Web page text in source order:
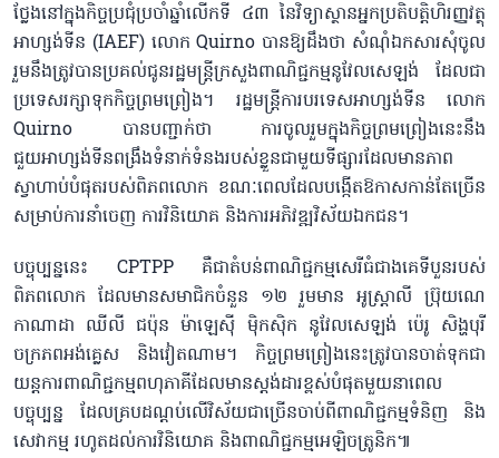
ថ្លែងនៅក្នុងកិច្ចប្រជុំប្រចាំឆ្នាំលើកទី ៤៣ នៃវិទ្យាស្ថានអ្នក​ប្រតិបត្តិហិរញ្ញវត្ថុ
អាហ្សង់ទីន (IAEF) លោក Quirno បានឱ្យដឹងថា សំណុំឯកសារសុំ​ចូល
រួមនឹងត្រូវ​បាន​ប្រគល់ជូនរដ្ឋមន្ត្រីក្រសួងពាណិជ្ជកម្មនូវែលសេឡង់ ដែលជា
ប្រទេសរក្សាទុក​កិច្ចព្រមព្រៀង។ រដ្ឋមន្ត្រីការបរទេសអាហ្សង់ទីន លោក
Quirno បានបញ្ជាក់ថា ការចូលរួមក្នុងកិច្ចព្រមព្រៀងនេះនឹង
ជួយអាហ្សង់ទីនពង្រឹងទំនាក់ទំនងរបស់ខ្លួនជាមួយទីផ្សារដែលមានភាព
ស្វាហាប់បំផុតរបស់ពិភពលោក ខណៈពេលដែលបង្កើតឱកាសកាន់តែច្រើន
សម្រាប់ការនាំចេញ ការវិនិយោគ និងការអភិវឌ្ឍវិស័យឯកជន។
បច្ចុប្បន្ននេះ CPTPP គឺជាតំបន់ពាណិជ្ជកម្មសេរីធំជាងគេទីបួនរបស់
ពិភពលោក ដែលមានសមាជិកចំនួន ១២ រួមមាន អូស្ត្រាលី ប្រ៊ុយណេ
កាណាដា ឈីលី ជប៉ុន ម៉ាឡេស៊ី ម៉ិកស៊ិក នូវែលសេឡង់ ប៉េរូ សិង្ហបុរី
ចក្រភពអង់គ្លេស និងវៀតណាម។ កិច្ចព្រមព្រៀងនេះត្រូវបានចាត់ទុកជា
យន្តការពាណិជ្ជកម្មពហុភាគីដែលមានស្តង់ដារខ្ពស់បំផុតមួយនា​ពេល
បច្ចុប្បន្ន ដែលគ្របដណ្តប់លើវិស័យជាច្រើនចាប់ពីពាណិជ្ជកម្មទំនិញ និង
សេវាកម្ម រហូតដល់ការវិនិយោគ និងពាណិជ្ជកម្មអេឡិចត្រូនិក៕